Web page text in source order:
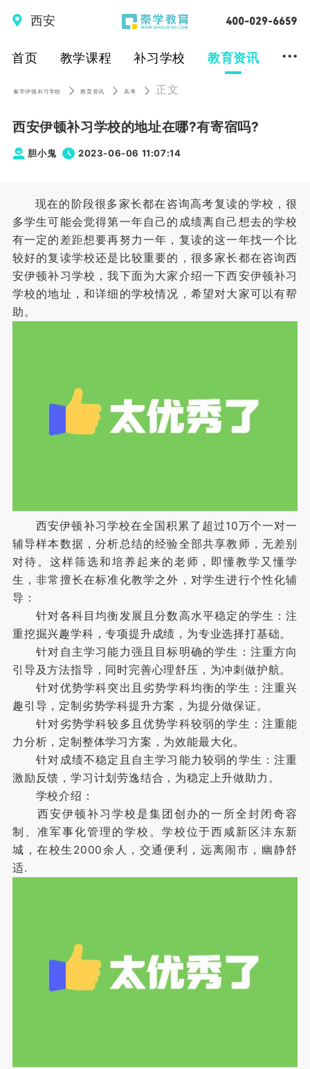
西安
首页 教学课程 补习学校 教育资讯 ...
秦学伊顿补习学校 教育资讯 高考 正文
西安伊顿补习学校的地址在哪?有寄宿吗?
胆小鬼 2023-06-06 11:07:14
现在的阶段很多家长都在咨询高考复读的学校，很
多学生可能会觉得第一年自己的成绩离自己想去的学校
有一定的差距想要再努力一年，复读的这一年找一个比
较好的复读学校还是比较重要的，很多家长都在咨询西
安伊顿补习学校，我下面为大家介绍一下西安伊顿补习
学校的地址，和详细的学校情况，希望对大家可以有帮
助。
西安伊顿补习学校在全国积累了超过10万个一对一
辅导样本数据，分析总结的经验全部共享教师，无差别
对待。这样筛选和培养起来的老师，即懂教学又懂学
生，非常擅长在标准化教学之外，对学生进行个性化辅
导：
针对各科目均衡发展且分数高水平稳定的学生：注
重挖掘兴趣学科，专项提升成绩，为专业选择打基础。
针对自主学习能力强且目标明确的学生：注重方向
引导及方法指导，同时完善心理舒压，为冲刺做护航。
针对优势学科突出且劣势学科均衡的学生：注重兴
趣引导，定制劣势学科提升方案，为提分做保证。
针对劣势学科较多且优势学科较弱的学生：注重能
力分析，定制整体学习方案，为效能最大化。
针对成绩不稳定且自主学习能力较弱的学生：注重
激励反馈，学习计划劳逸结合，为稳定上升做助力。
学校介绍：
西安伊顿补习学校是集团创办的一所全封闭奇容
制、准军事化管理的学校。学校位于西咸新区沣东新
城，在校生2000余人，交通便利，远离闹市，幽静舒
适.